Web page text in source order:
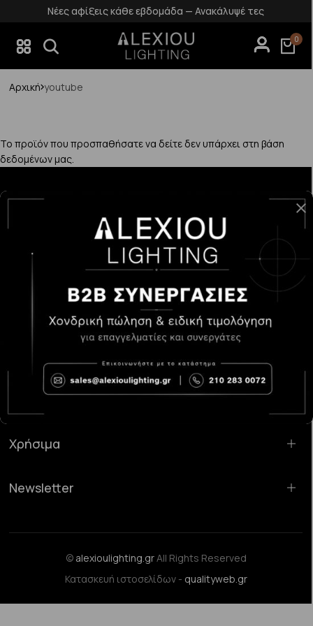
Νέες αφίξεις κάθε εβδομάδα — Ανακάλυψέ τες
0
Αρχική youtube
Το προϊόν που προσπαθήσατε να δείτε δεν υπάρχει στη βάση
δεδομένων μας.
Κατάστημα Χαλάνδρι:Σαρανταπόρου 55, 15232, Χαλάνδρι
sales@alexioulighting.gr
210 283 0072
6983123181
Χρήσιμα
Newsletter
© alexioulighting.grAll Rights Reserved
Κατασκευή ιστοσελίδων - qualityweb.gr